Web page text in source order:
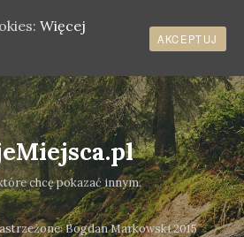
chcę pokazać innym.
Wszystkie Prawa Zastrzeżone܃ Bogdan Markowski 2015
Więcej
AKCEPTUJ